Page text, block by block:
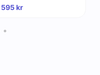
595kr